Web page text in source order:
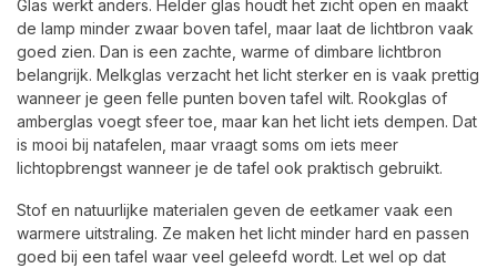
Glas werkt anders. Helder glas houdt het zicht open en maakt
de lamp minder zwaar boven tafel, maar laat de lichtbron vaak
goed zien. Dan is een zachte, warme of dimbare lichtbron
belangrijk. Melkglas verzacht het licht sterker en is vaak prettig
wanneer je geen felle punten boven tafel wilt. Rookglas of
amberglas voegt sfeer toe, maar kan het licht iets dempen. Dat
is mooi bij natafelen, maar vraagt soms om iets meer
lichtopbrengst wanneer je de tafel ook praktisch gebruikt.
Stof en natuurlijke materialen geven de eetkamer vaak een
warmere uitstraling. Ze maken het licht minder hard en passen
goed bij een tafel waar veel geleefd wordt. Let wel op dat